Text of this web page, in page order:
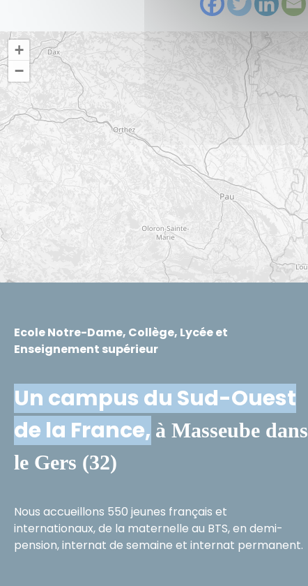
+
−
Ecole Notre-Dame, Collège, Lycée et
Enseignement supérieur
Un campus du Sud-Ouest
de la France, à Masseube dans
le Gers (32)
Nous accueillons 550 jeunes français et
internationaux, de la maternelle au BTS, en demi-
pension, internat de semaine et internat permanent.